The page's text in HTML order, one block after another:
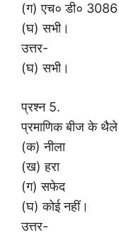
(ग) एच० डी० 3086
(घ) सभी।
उत्तर-
(घ) सभी।
प्रश्न 5.
प्रमाणिक बीज के थैले
(क) नीला
(ख) हरा
(ग) सफेद
(घ) कोई नहीं।
उत्तर-